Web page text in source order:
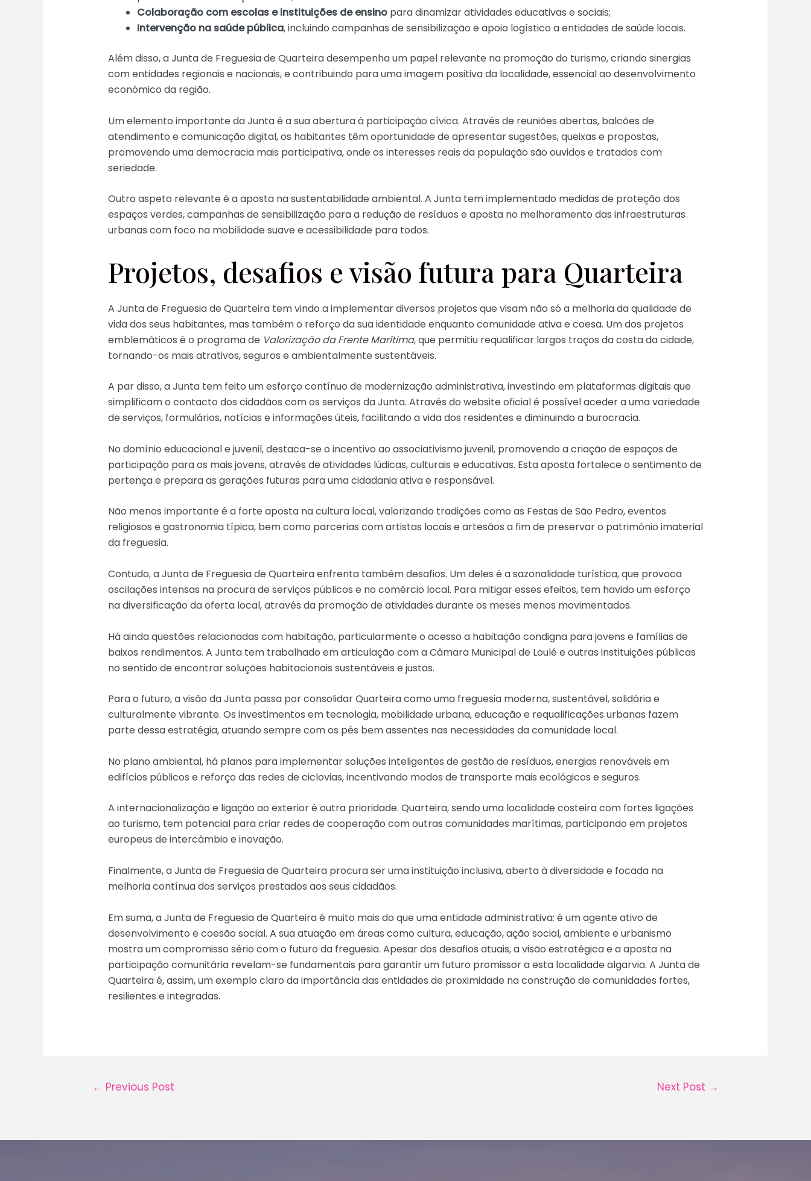
Colaboração com escolas e instituições de ensinopara dinamizar atividades educativas e sociais;
Intervenção na saúde pública, incluindo campanhas de sensibilização e apoio logístico a entidades de saúde locais.
Além disso, a Junta de Freguesia de Quarteira desempenha um papel relevante na promoção do turismo, criando sinergias
com entidades regionais e nacionais, e contribuindo para uma imagem positiva da localidade, essencial ao desenvolvimento
económico da região.
Um elemento importante da Junta é a sua abertura à participação cívica. Através de reuniões abertas, balcões de
atendimento e comunicação digital, os habitantes têm oportunidade de apresentar sugestões, queixas e propostas,
promovendo uma democracia mais participativa, onde os interesses reais da população são ouvidos e tratados com
seriedade.
Outro aspeto relevante é a aposta na sustentabilidade ambiental. A Junta tem implementado medidas de proteção dos
espaços verdes, campanhas de sensibilização para a redução de resíduos e aposta no melhoramento das infraestruturas
urbanas com foco na mobilidade suave e acessibilidade para todos.
Projetos, desafios e visão futura para Quarteira
A Junta de Freguesia de Quarteira tem vindo a implementar diversos projetos que visam não só a melhoria da qualidade de
vida dos seus habitantes, mas também o reforço da sua identidade enquanto comunidade ativa e coesa. Um dos projetos
emblemáticos é o programa de Valorização da Frente Marítima, que permitiu requalificar largos troços da costa da cidade,
tornando-os mais atrativos, seguros e ambientalmente sustentáveis.
A par disso, a Junta tem feito um esforço contínuo de modernização administrativa, investindo em plataformas digitais que
simplificam o contacto dos cidadãos com os serviços da Junta. Através do website oficial é possível aceder a uma variedade
de serviços, formulários, notícias e informações úteis, facilitando a vida dos residentes e diminuindo a burocracia.
No domínio educacional e juvenil, destaca-se o incentivo ao associativismo juvenil, promovendo a criação de espaços de
participação para os mais jovens, através de atividades lúdicas, culturais e educativas. Esta aposta fortalece o sentimento de
pertença e prepara as gerações futuras para uma cidadania ativa e responsável.
Não menos importante é a forte aposta na cultura local, valorizando tradições como as Festas de São Pedro, eventos
religiosos e gastronomia típica, bem como parcerias com artistas locais e artesãos a fim de preservar o património imaterial
da freguesia.
Contudo, a Junta de Freguesia de Quarteira enfrenta também desafios. Um deles é a sazonalidade turística, que provoca
oscilações intensas na procura de serviços públicos e no comércio local. Para mitigar esses efeitos, tem havido um esforço
na diversificação da oferta local, através da promoção de atividades durante os meses menos movimentados.
Há ainda questões relacionadas com habitação, particularmente o acesso a habitação condigna para jovens e famílias de
baixos rendimentos. A Junta tem trabalhado em articulação com a Câmara Municipal de Loulé e outras instituições públicas
no sentido de encontrar soluções habitacionais sustentáveis e justas.
Para o futuro, a visão da Junta passa por consolidar Quarteira como uma freguesia moderna, sustentável, solidária e
culturalmente vibrante. Os investimentos em tecnologia, mobilidade urbana, educação e requalificações urbanas fazem
parte dessa estratégia, atuando sempre com os pés bem assentes nas necessidades da comunidade local.
No plano ambiental, há planos para implementar soluções inteligentes de gestão de resíduos, energias renováveis em
edifícios públicos e reforço das redes de ciclovias, incentivando modos de transporte mais ecológicos e seguros.
A internacionalização e ligação ao exterior é outra prioridade. Quarteira, sendo uma localidade costeira com fortes ligações
ao turismo, tem potencial para criar redes de cooperação com outras comunidades marítimas, participando em projetos
europeus de intercâmbio e inovação.
Finalmente, a Junta de Freguesia de Quarteira procura ser uma instituição inclusiva, aberta à diversidade e focada na
melhoria contínua dos serviços prestados aos seus cidadãos.
Em suma, a Junta de Freguesia de Quarteira é muito mais do que uma entidade administrativa: é um agente ativo de
desenvolvimento e coesão social. A sua atuação em áreas como cultura, educação, ação social, ambiente e urbanismo
mostra um compromisso sério com o futuro da freguesia. Apesar dos desafios atuais, a visão estratégica e a aposta na
participação comunitária revelam-se fundamentais para garantir um futuro promissor a esta localidade algarvia. A Junta de
Quarteira é, assim, um exemplo claro da importância das entidades de proximidade na construção de comunidades fortes,
resilientes e integradas.
← Previous Post Next Post →